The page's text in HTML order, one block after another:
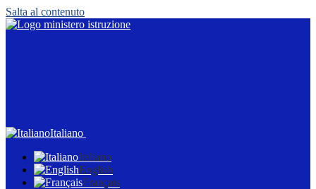
Salta al contenuto
Italiano
Italiano
English
Français